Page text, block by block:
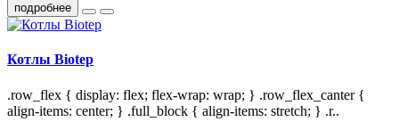
подробнее
Котлы Biotep
.row_flex { display: flex; flex-wrap: wrap; } .row_flex_canter {
align-items: center; } .full_block { align-items: stretch; } .r..